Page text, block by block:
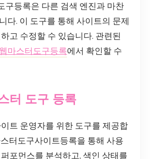
구등록은 다른 검색 엔진과 마찬
다. 이 도구를 통해 사이트의 문제
고 수정할 수 있습니다. 관련된
마스터도구등록에서 확인할 수
터 도구 등록
트 운영자를 위한 도구를 제공합
터도구사이트등록을 통해 사용
포먼스를 분석하고, 색인 상태를